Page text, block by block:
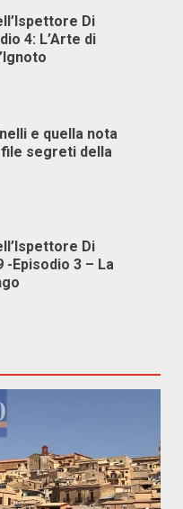
Di
4: L’Arte di
e quella nota
segreti della
Di
-Episodio 3 – La